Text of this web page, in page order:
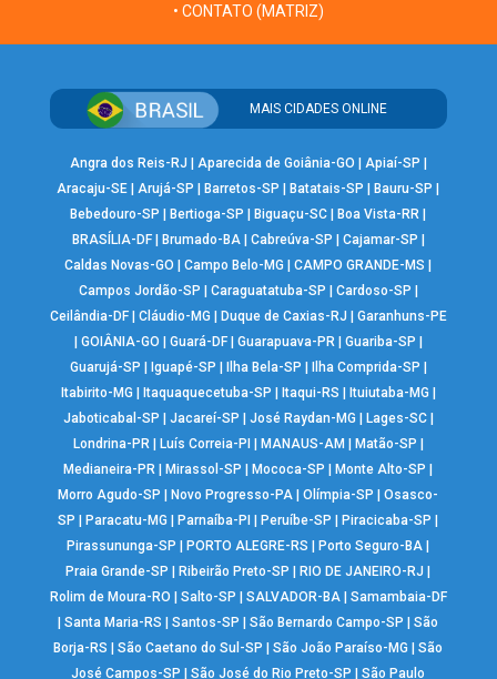
• CONTATO (MATRIZ)
MAIS CIDADES ONLINE
Angra dos Reis-RJ | Aparecida de Goiânia-GO | Apiaí-SP |
Aracaju-SE | Arujá-SP |Barretos-SP |Batatais-SP |Bauru-SP |
Bebedouro-SP |Bertioga-SP |Biguaçu-SC |Boa Vista-RR |
BRASÍLIA-DF| Brumado-BA| Cabreúva-SP | Cajamar-SP |
Caldas Novas-GO |Campo Belo-MG |CAMPO GRANDE-MS |
Campos Jordão-SP | Caraguatatuba-SP | Cardoso-SP |
Ceilândia-DF| Cláudio-MG | Duque de Caxias-RJ | Garanhuns-PE
| GOIÂNIA-GO | Guará-DF| Guarapuava-PR | Guariba-SP |
Guarujá-SP | Iguapé-SP | Ilha Bela-SP | Ilha Comprida-SP |
Itabirito-MG | Itaquaquecetuba-SP | Itaqui-RS | Ituiutaba-MG |
Jaboticabal-SP | Jacareí-SP | José Raydan-MG | Lages-SC|
Londrina-PR | Luís Correia-PI | MANAUS-AM | Matão-SP |
Medianeira-PR |Mirassol-SP |Mococa-SP |Monte Alto-SP |
Morro Agudo-SP |Novo Progresso-PA |Olímpia-SP |Osasco-
SP |Paracatu-MG |Parnaíba-PI |Peruíbe-SP |Piracicaba-SP |
Pirassununga-SP |PORTO ALEGRE-RS |Porto Seguro-BA |
Praia Grande-SP |Ribeirão Preto-SP |RIO DE JANEIRO-RJ |
Rolim de Moura-RO | Salto-SP | SALVADOR-BA| Samambaia-DF
|Santa Maria-RS |Santos-SP |São Bernardo Campo-SP |São
Borja-RS |São Caetano do Sul-SP |São João Paraíso-MG |São
José Campos-SP |São José do Rio Preto-SP |São Paulo